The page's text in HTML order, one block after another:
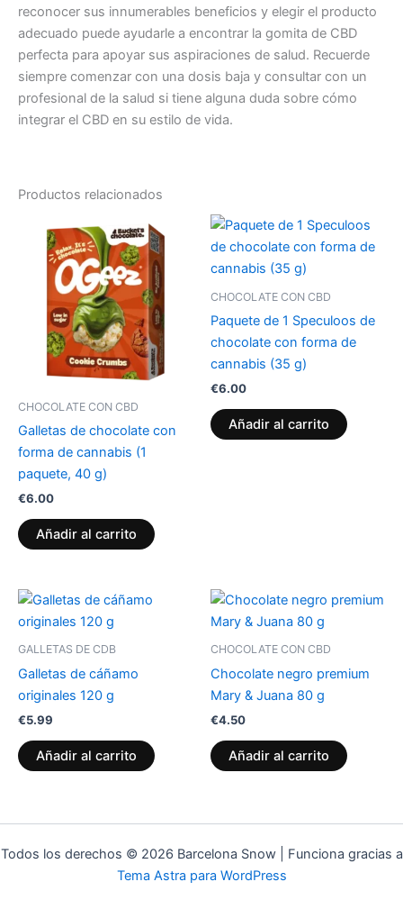
reconocer sus innumerables beneficios y elegir el producto
adecuado puede ayudarle a encontrar la gomita de CBD
perfecta para apoyar sus aspiraciones de salud. Recuerde
siempre comenzar con una dosis baja y consultar con un
profesional de la salud si tiene alguna duda sobre cómo
integrar el CBD en su estilo de vida.
Productos relacionados
CHOCOLATE CON CBD
Galletas de chocolate con
forma de cannabis (1
paquete, 40 g)
€6.00
Añadir al carrito
CHOCOLATE CON CBD
Paquete de 1 Speculoos de
chocolate con forma de
cannabis (35 g)
€6.00
Añadir al carrito
GALLETAS DE CDB
Galletas de cáñamo
originales 120 g
€5.99
Añadir al carrito
CHOCOLATE CON CBD
Chocolate negro premium
Mary & Juana 80 g
€4.50
Añadir al carrito
Todos los derechos © 2026 Barcelona Snow | Funciona gracias a
Tema Astra para WordPress